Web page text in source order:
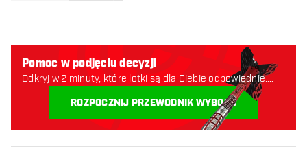
Pomoc w podjęciu decyzji
Odkryj w 2 minuty, które lotki są dla Ciebie odpowiednie.
ROZPOCZNIJ PRZEWODNIK WYBORU